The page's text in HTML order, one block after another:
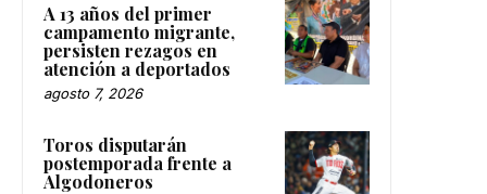
A 13 años del primer
campamento migrante,
persisten rezagos en
atención a deportados
agosto 7, 2026
Toros disputarán
postemporada frente a
Algodoneros